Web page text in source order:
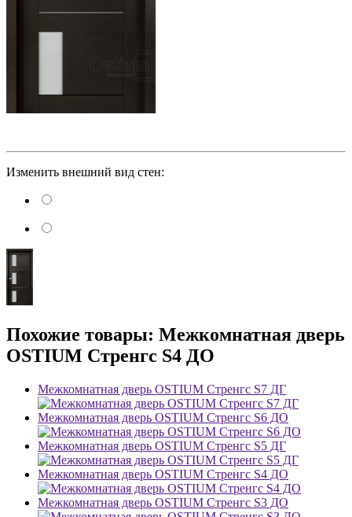
Изменить внешний вид стен:
Похожие товары: Межкомнатная дверь
OSTIUM Стренгс S4 ДО
Межкомнатная дверь OSTIUM Стренгс S7 ДГ
Межкомнатная дверь OSTIUM Стренгс S6 ДО
Межкомнатная дверь OSTIUM Стренгс S5 ДГ
Межкомнатная дверь OSTIUM Стренгс S4 ДО
Межкомнатная дверь OSTIUM Стренгс S3 ДО